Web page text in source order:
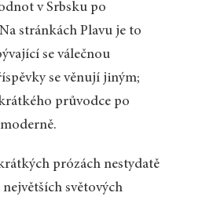
v Srbsku po
stránkách Plavu je to
se válečnou
se věnují jiným;
průvodce po
prózách nestydatě
světových